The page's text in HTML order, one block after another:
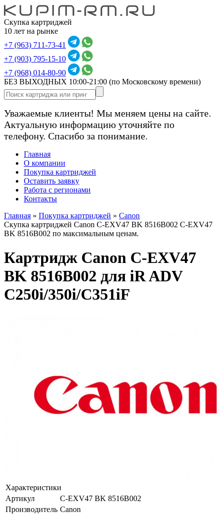
Скупка картриджей
10 лет на рынке
+7 (963) 711-73-41
+7 (903) 795-15-10
+7 (968) 014-80-90
БЕЗ ВЫХОДНЫХ 10:00-21:00 (по Московскому времени)
Уважаемые клиенты! Мы меняем цены на сайте.
Актуальную информацию уточняйте по
телефону. Спасибо за понимание.
Главная
О компании
Покупка картриджей
Оставить заявку
Работа с регионами
Контакты
Главная » Покупка картриджей » Canon
Скупка картриджей Canon C-EXV47 BK 8516B002 C-EXV47
BK 8516B002 по максимальным ценам.
Картридж Canon C-EXV47
BK 8516B002 для iR ADV
C250i/350i/C351iF
Характеристики
Артикул
C-EXV47 BK 8516B002
Производитель Canon